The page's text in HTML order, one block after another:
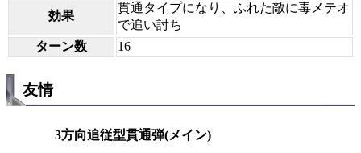
効果
貫通タイプになり、ふれた敵に毒メテオ
で追い討ち
ターン数
16
友情
3方向追従型貫通弾(メイン)